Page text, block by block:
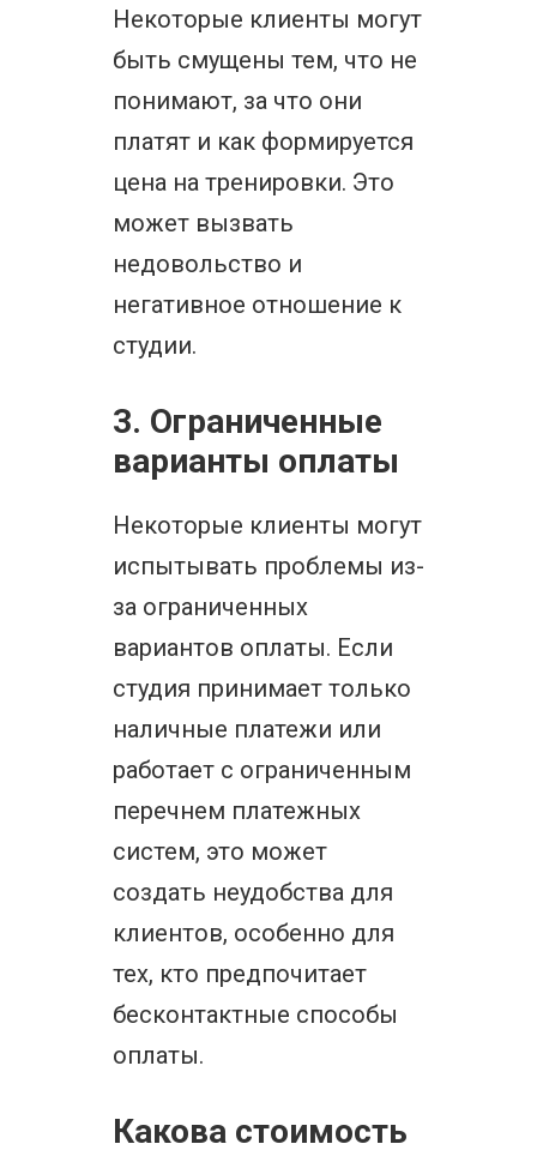
Некоторые клиенты могут
быть смущены тем, что не
понимают, за что они
платят и как формируется
цена на тренировки. Это
может вызвать
недовольство и
негативное отношение к
студии.
3. Ограниченные
варианты оплаты
Некоторые клиенты могут
испытывать проблемы из-
за ограниченных
вариантов оплаты. Если
студия принимает только
наличные платежи или
работает с ограниченным
перечнем платежных
систем, это может
создать неудобства для
клиентов, особенно для
тех, кто предпочитает
бесконтактные способы
оплаты.
Какова стоимость